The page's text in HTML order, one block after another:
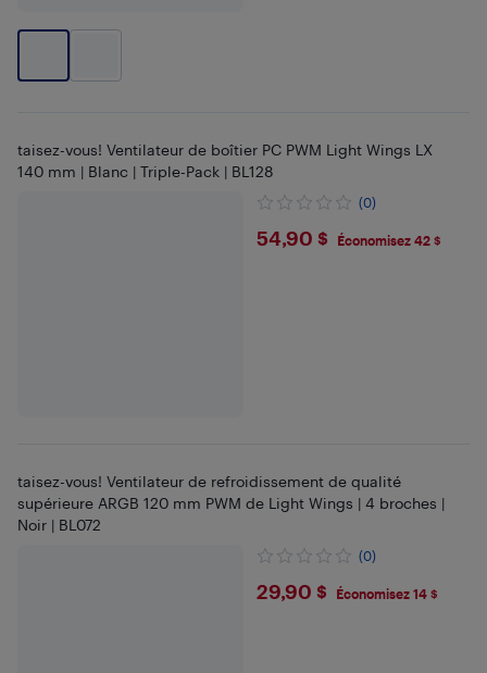
taisez-vous! Ventilateur de boîtier PC PWM Light Wings LX
140 mm | Blanc | Triple-Pack | BL128
(0)
$54.9
54,90 $ Économisez 42 $
taisez-vous! Ventilateur de refroidissement de qualité
supérieure ARGB 120 mm PWM de Light Wings | 4 broches |
Noir | BL072
(0)
$29.9
29,90 $ Économisez 14 $